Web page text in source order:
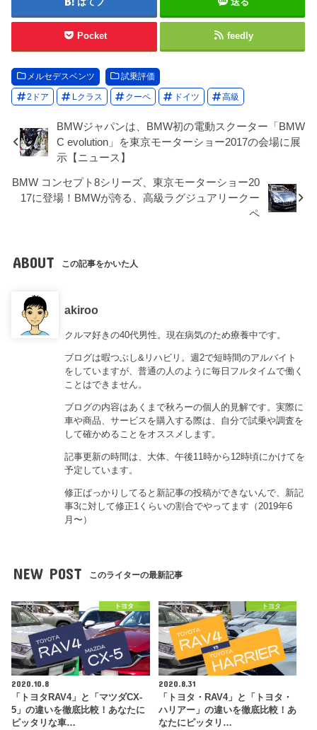
Pocket feedly
メルセデスベンツ 試乗評価
2ドア Lクラス クーペ ドイツ 高級
BMWジャパンは、BMW初の電動スクーター「BMW
C evolution」を東京モーターショー2017の会場に展
示【ニュース】
BMW コンセプト8シリーズ、東京モーターショー20
17に登場！BMWが誇る、高級ラグジュアリークー
ペ
ABOUT この記事をかいた人
akiroo
クルマ好きの40代男性。現在病気のため療養中です。
ブログは暇つぶし&リハビリ。週2で短時間のアルバイト
をしていますが、普通の人のように毎日フルタイムで働く
ことはできません。
ブログの内容はあくまで秋ろーの個人的見解です。実際に
車や商品、サービスを購入する際は、自分で試乗や調査を
して確かめることをオススメします。
記事更新の時間は、大体、午後11時から12時頃にかけてを
予定しています。
修正ばっかりしてると新記事の投稿ができないんで、新記
事3に対して修正1くらいの割合でやってます（2019年6
月〜）
NEW POST このライターの最新記事
トヨタ
2020.10.8
「トヨタRAV4」と「マツダCX-
5」の違いを徹底比較！あなたに
ピッタリな車…
トヨタ
2020.8.31
「トヨタ・RAV4」と「トヨタ・
ハリアー」の違いを徹底比較！あ
なたにピッタリ…